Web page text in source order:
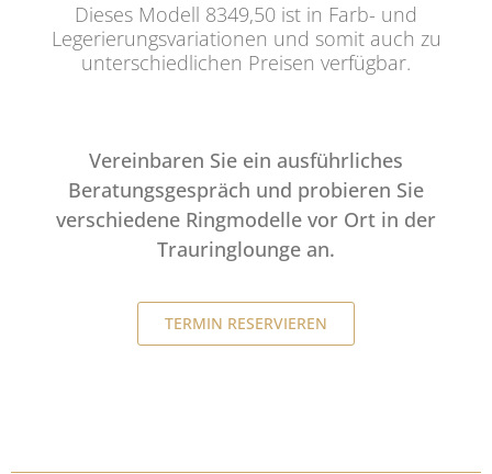
Dieses Modell 8349,50 ist in Farb- und
Legerierungsvariationen und somit auch zu
unterschiedlichen Preisen verfügbar.
Vereinbaren Sie ein ausführliches
Beratungsgespräch und probieren Sie
verschiedene Ringmodelle vor Ort in der
Trauringlounge an.
TERMIN RESERVIEREN